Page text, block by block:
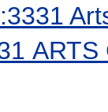
ARTS